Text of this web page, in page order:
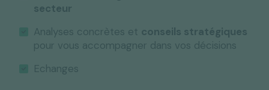
secteur
Analyses concrètes et conseils stratégiques
pour vous accompagner dans vos décisions
Echanges